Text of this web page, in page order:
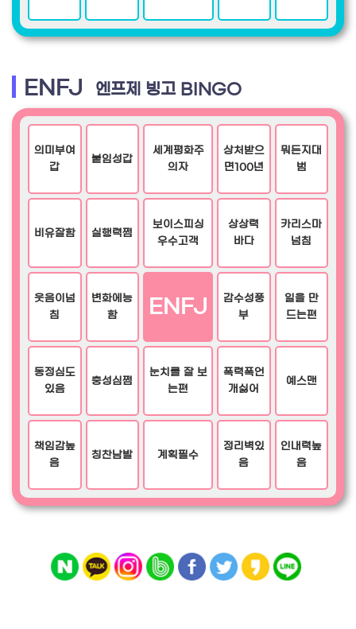
ENFJ 엔프제 빙고 BINGO
의미부여
갑
붙임성갑
세계평화주
의자
상처받으
면100년
뭐든지대
범
비유잘함 실행력쩜
보이스피싱
우수고객
상상력
바다
카리스마
넘침
웃음이넘
침
변화에능
함
ENFJ
감수성풍
부
일을 만
드는편
동정심도
있음
충성심쩜
눈치를 잘 보
는편
폭력폭언
개싫어
예스맨
책임감높
음
칭찬남발 계획필수
정리벽있
음
인내력높
음